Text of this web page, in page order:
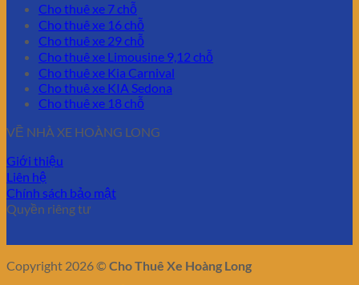
Cho thuê xe 7 chỗ
Cho thuê xe 16 chỗ
Cho thuê xe 29 chỗ
Cho thuê xe Limousine 9,12 chỗ
Cho thuê xe Kia Carnival
Cho thuê xe KIA Sedona
Cho thuê xe 18 chỗ
VỀ NHÀ XE HOÀNG LONG
Giới thiệu
Liên hệ
Chính sách bảo mật
Quyền riêng tư
Copyright 2026 ©Cho Thuê Xe Hoàng Long